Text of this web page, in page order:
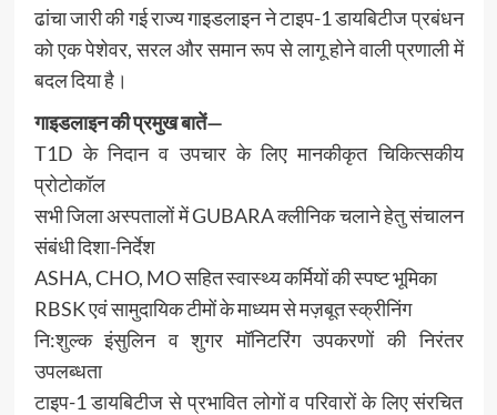
ढांचा जारी की गई राज्य गाइडलाइन ने टाइप-1 डायबिटीज प्रबंधन
को एक पेशेवर, सरल और समान रूप से लागू होने वाली प्रणाली में
बदल दिया है।
गाइडलाइन की प्रमुख बातें—
T1D के निदान व उपचार के लिए मानकीकृत चिकित्सकीय
प्रोटोकॉल
सभी जिला अस्पतालों में GUBARA क्लीनिक चलाने हेतु संचालन
संबंधी दिशा-निर्देश
ASHA, CHO, MO सहित स्वास्थ्य कर्मियों की स्पष्ट भूमिका
RBSK एवं सामुदायिक टीमों के माध्यम से मज़बूत स्क्रीनिंग
नि:शुल्क इंसुलिन व शुगर मॉनिटरिंग उपकरणों की निरंतर
उपलब्धता
टाइप-1 डायबिटीज से प्रभावित लोगों व परिवारों के लिए संरचित